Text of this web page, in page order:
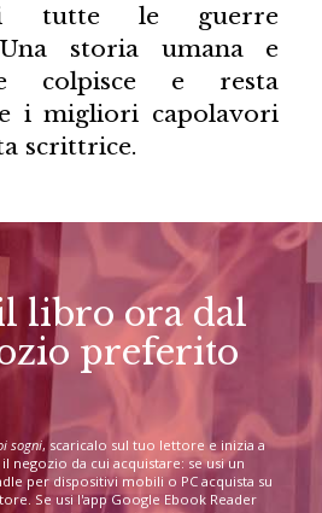
tutte le guerre
Una storia umana e
colpisce e resta
i migliori capolavori
scrittrice.
libro ora dal
preferito
sogni, scaricalo sul tuo lettore e inizia a
negozio da cui acquistare: se usi un
per dispositivi mobili o PC acquista su
Se usi l'app Google Ebook Reader